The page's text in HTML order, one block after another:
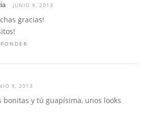
JUNIO 9, 2013
gracias!
9, 2013
bonitas y tú guapísima, unos looks